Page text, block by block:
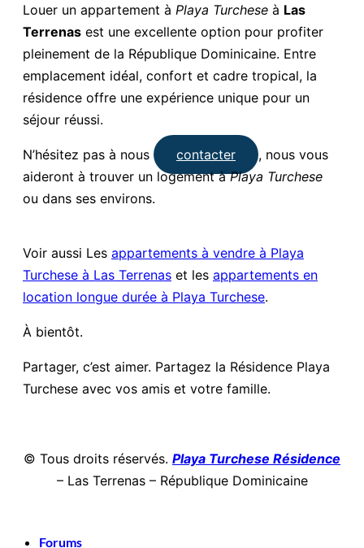
Louer un appartement à Playa Turchese à Las
Terrenas est une excellente option pour profiter
pleinement de la République Dominicaine. Entre
emplacement idéal, confort et cadre tropical, la
résidence offre une expérience unique pour un
séjour réussi.
N’hésitez pas à nous contacter
, nous vous
aideront à trouver un logement àPlaya Turchese
ou dans ses environs.
Voir aussi Les appartements à vendre à Playa
Turchese à Las Terrenas et les appartements en
location longue durée à Playa Turchese.
À bientôt.
Partager, c’est aimer. Partagez la Résidence Playa
Turchese avec vos amis et votre famille.
© Tous droits réservés. Playa Turchese Résidence
– Las Terrenas – République Dominicaine
Forums